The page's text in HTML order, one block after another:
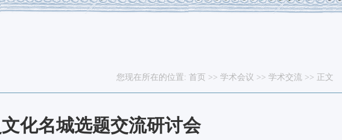
您现在所在的位置: 首页 >> 学术会议 >> 学术交流 >> 正文
化名城选题交流研讨会